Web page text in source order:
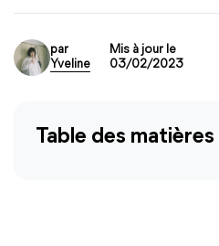
par
Yveline
Mis à jour le
03/02/2023
Table des matières